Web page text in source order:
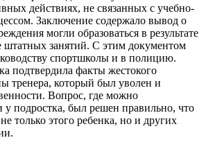
действиях, не связанных с учебно-
Заключение содержало вывод о
могли образоваться в результате
штатных занятий. С этим документом
спортшколы и в полицию.
подтвердила факты жестокого
тренера, который был уволен и
Вопрос, где можно
у подростка, был решен правильно, что
только этого ребенка, но и других